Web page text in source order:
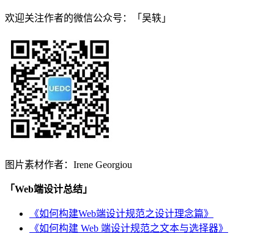
欢迎关注作者的微信公众号：「吴轶」
图片素材作者：Irene Georgiou
「Web端设计总结」
《如何构建Web端设计规范之设计理念篇》
《如何构建 Web 端设计规范之文本与选择器》